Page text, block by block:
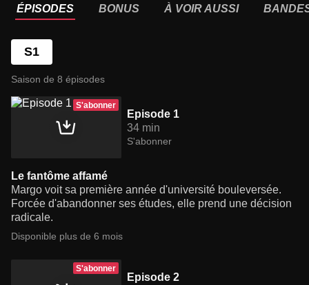
ÉPISODES BONUS À VOIR AUSSI
S1
Saison de 8 épisodes
S'abonner
Episode 1
34 min
S'abonner
Le fantôme affamé
Margo voit sa première année d'université bouleversée.
Forcée d'abandonner ses études, elle prend une décision
radicale.
Disponible plus de 6 mois
S'abonner
Episode 2